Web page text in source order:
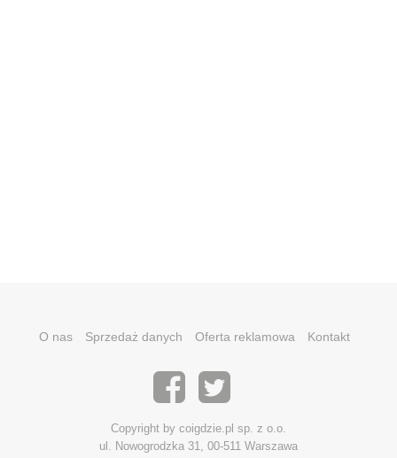
O nas Sprzedaż danych Oferta reklamowa Kontakt
Copyright by coigdzie.pl sp. z o.o.
ul. Nowogrodzka 31, 00-511 Warszawa